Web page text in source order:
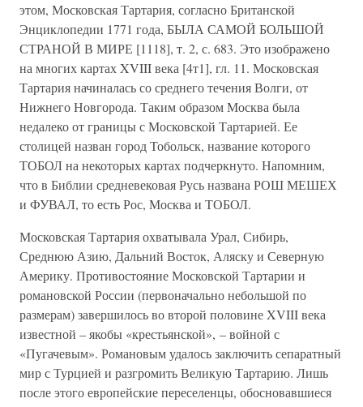
этом, Московская Тартария, согласно Британской
Энциклопедии 1771 года, БЫЛА САМОЙ БОЛЬШОЙ
СТРАНОЙ В МИРЕ [1118], т. 2, с. 683. Это изображено
на многих картах XVIII века [4т1], гл. 11. Московская
Тартария начиналась со среднего течения Волги, от
Нижнего Новгорода. Таким образом Москва была
недалеко от границы с Московской Тартарией. Ее
столицей назван город Тобольск, название которого
ТОБОЛ на некоторых картах подчеркнуто. Напомним,
что в Библии средневековая Русь названа РОШ МЕШЕХ
и ФУВАЛ, то есть Рос, Москва и ТОБОЛ.
Московская Тартария охватывала Урал, Сибирь,
Среднюю Азию, Дальний Восток, Аляску и Северную
Америку. Противостояние Московской Тартарии и
романовской России (первоначально небольшой по
размерам) завершилось во второй половине XVIII века
известной – якобы «крестьянской», – войной с
«Пугачевым». Романовым удалось заключить сепаратный
мир с Турцией и разгромить Великую Тартарию. Лишь
после этого европейские переселенцы, обосновавшиеся